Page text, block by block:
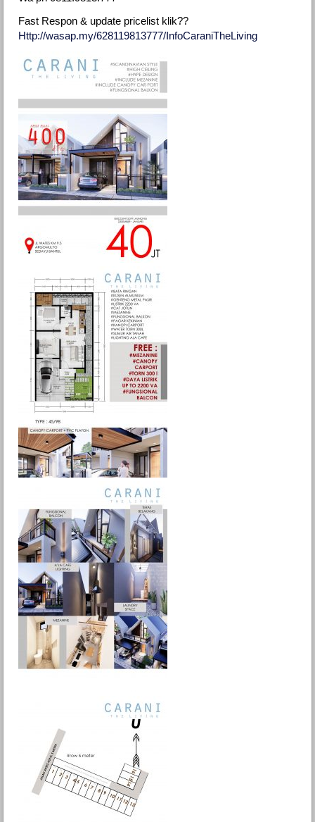
Fast Respon & update pricelist klik??
Http://wasap.my/628119813777/InfoCaraniTheLiving